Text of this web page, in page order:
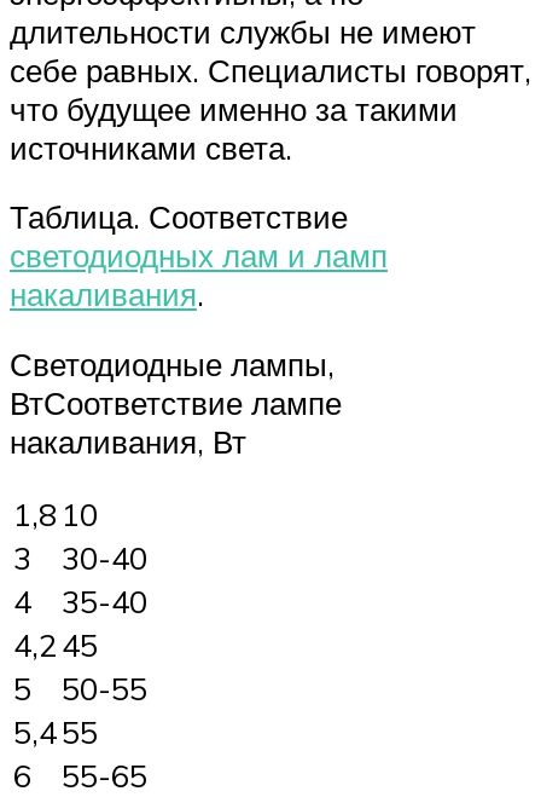
длительности службы не имеют
себе равных. Специалисты говорят,
что будущее именно за такими
источниками света.
Таблица. Соответствие
светодиодных лам и ламп
накаливания.
Светодиодные лампы,
ВтСоответствие лампе
накаливания, Вт
1,8 10
3
30-40
4
35-40
4,245
5
50-55
5,455
6
55-65